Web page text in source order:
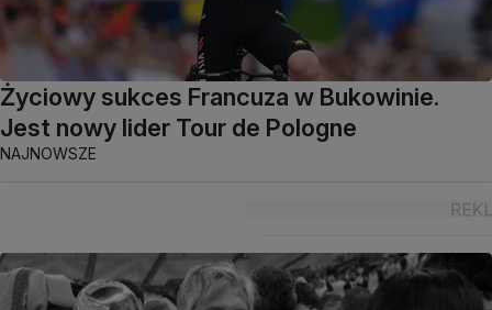
Życiowy sukces Francuza w Bukowinie.
Jest nowy lider Tour de Pologne
NAJNOWSZE